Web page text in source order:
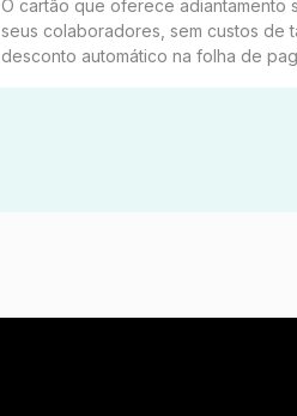
O cartão que oferece adiantamento
seus colaboradores, sem custos de
desconto automático na folha de